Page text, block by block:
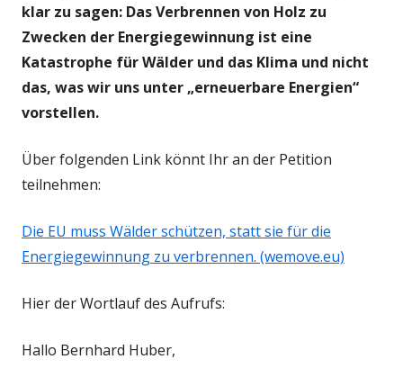
klar zu sagen: Das Verbrennen von Holz zu
Zwecken der Energiegewinnung ist eine
Katastrophe für Wälder und das Klima und nicht
das, was wir uns unter „erneuerbare Energien“
vorstellen.
Über folgenden Link könnt Ihr an der Petition
teilnehmen:
Die EU muss Wälder schützen, statt sie für die
Energiegewinnung zu verbrennen. (wemove.eu)
Hier der Wortlauf des Aufrufs:
Hallo Bernhard Huber,